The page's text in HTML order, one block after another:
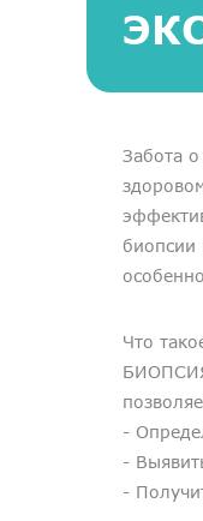
Забота
биопсии
Что
БИОПСИЯ
-
-
-